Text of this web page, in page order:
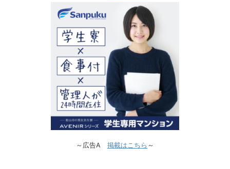
～広告A 掲載はこちら ～